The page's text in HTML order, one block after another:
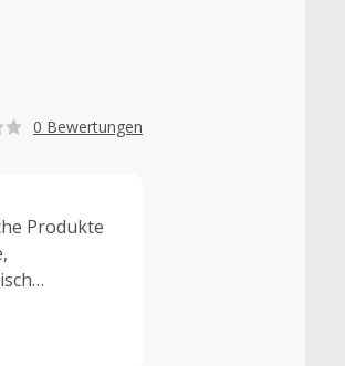
0 Bewertungen
Produkte